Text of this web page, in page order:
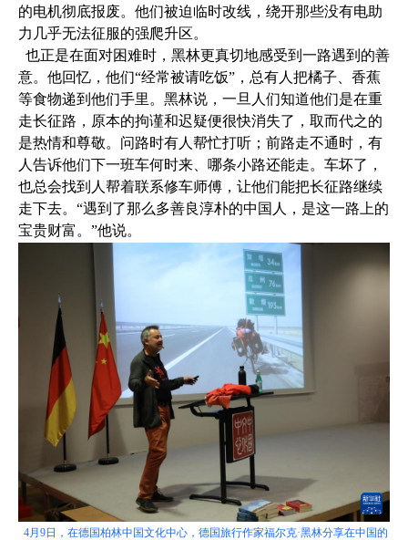
的电机彻底报废。他们被迫临时改线，绕开那些没有电助
力几乎无法征服的强爬升区。
也正是在面对困难时，黑林更真切地感受到一路遇到的善
意。他回忆，他们“经常被请吃饭”，总有人把橘子、香蕉
等食物递到他们手里。黑林说，一旦人们知道他们是在重
走长征路，原本的拘谨和迟疑便很快消失了，取而代之的
是热情和尊敬。问路时有人帮忙打听；前路走不通时，有
人告诉他们下一班车何时来、哪条小路还能走。车坏了，
也总会找到人帮着联系修车师傅，让他们能把长征路继续
走下去。“遇到了那么多善良淳朴的中国人，是这一路上的
宝贵财富。”他说。
4月9日，在德国柏林中国文化中心，德国旅行作家福尔克·黑林分享在中国的